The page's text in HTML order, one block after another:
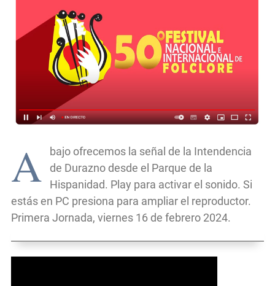
A
bajo ofrecemos la señal de la Intendencia
de Durazno desde el Parque de la
Hispanidad. Play para activar el sonido. Si
estás en PC presiona para ampliar el reproductor.
Primera Jornada, viernes 16 de febrero 2024.